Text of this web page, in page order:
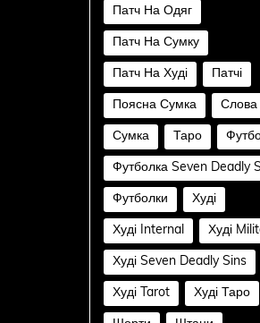
Патч На Одяг
Патч На Сумку
Патч На Худі Патчі
Поясна Сумка Слова
Сумка Таро
Футболка Seven Deadly
Футболки Худі
Худі Internal Худі
Худі Seven Deadly Sins
Худі Tarot Худі Таро